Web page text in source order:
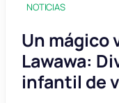
NOTICIAS
Un mágico
Lawawa:
infantil de